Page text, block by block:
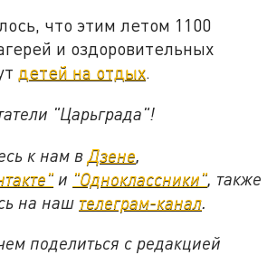
что этим летом 1100
и оздоровительных
детей на отдых.
"Царьграда"!
к нам в Дзене
и "Одноклассники" также
на наш телеграм-канал
поделиться с редакцией